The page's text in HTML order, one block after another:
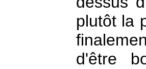
plutôt la
d'être